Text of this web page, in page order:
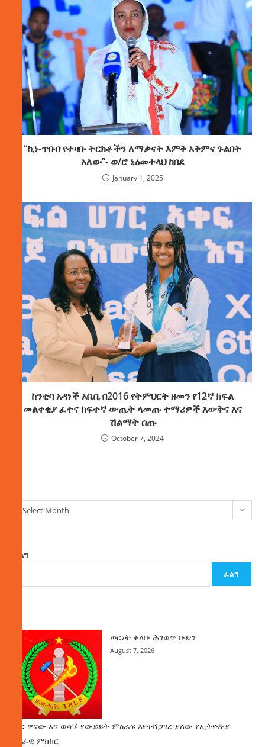
“ኪነ-ጥበብ የተዛቡ ትርክቶችን ለማቃናት እምቅ አቅምና ጉልበት
አለው”- ወ/ሮ ኒዕመተላህ ከበደ
January 1, 2025
ከንቲባ አዳነች አቤቤ በ2016 የትምህርት ዘመን የ12ኛ ክፍል
መልቀቂያ ፈተና ከፍተኛ ውጤት ላመጡ ተማሪዎች እውቅና እና
ሽልማት ሰጡ
October 7, 2024
Select Month
ፈልግ
ፈልግ
ጦርነት ቀለቡ ሕገወጥ ቡድን
August 7, 2026
ወደ ዋናው እና ወሳኙ የውይይት ምዕራፍ እየተሸጋገረ ያለው የኢትዮጵያ
ሀገራዊ ምክክር